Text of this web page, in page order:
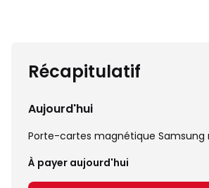
Récapitulatif
Aujourd'hui
Porte-cartes magnétique Samsung
À payer aujourd'hui